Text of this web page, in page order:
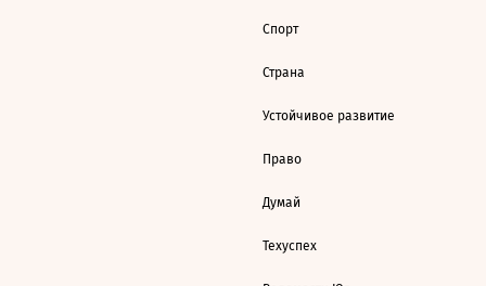
Спорт
Страна
Устойчивое развитие
Право
Думай
Техуспех